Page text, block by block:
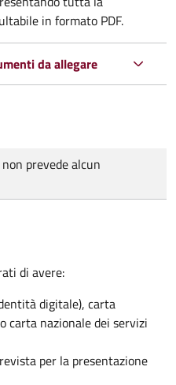
in formato PDF.
da allegare
prevede alcun
di avere:
digitale), carta
carta nazionale dei servizi
per la presentazione